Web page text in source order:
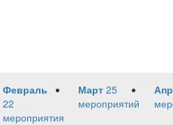
Февраль
22
мероприятия
Март 25
мероприятий